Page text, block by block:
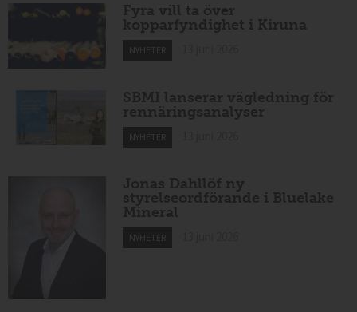
Fyra vill ta över
kopparfyndighet i Kiruna
NYHETER
SBMI lanserar vägledning för
rennäringsanalyser
NYHETER
Jonas Dahllöf ny
styrelseordförande i Bluelake
Mineral
NYHETER